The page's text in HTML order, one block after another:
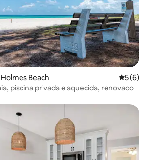
Beach 5 de
5 (6)
piscina privada e aquecida, renovado